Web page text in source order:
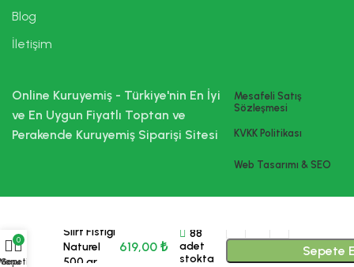
Blog
İletişim
Online Kuruyemiş - Türkiye'nin En İyi
ve En Uygun Fiyatlı Toptan ve
Perakende Kuruyemiş Siparişi Sitesi
Mesafeli Satış
Sözleşmesi
KVKK Politikası
Web Tasarımı & SEO
Siirt Fıstığı
Naturel
500 gr
619,00 ₺
88
adet
stokta
Sepete
0
Sepetim